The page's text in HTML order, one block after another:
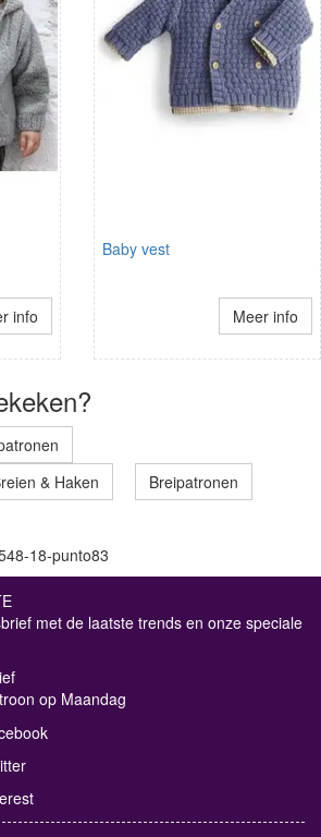
info
Baby vest
Meer info
& Haken
Breipatronen
18-punto83
met de laatste trends en onze speciale
op Maandag